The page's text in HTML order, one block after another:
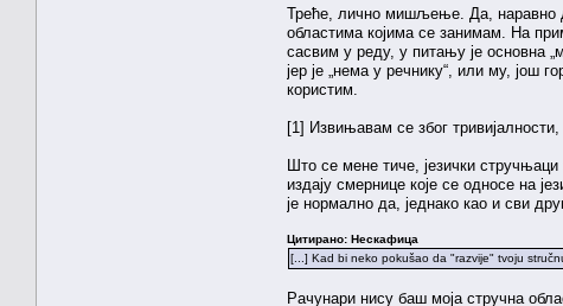
Треће, лично мишљење. Да, наравно
областима којима се занимам. На
сасвим у реду, у питању је основна
јер је „нема у речнику“, или му, још
користим.
[1] Извињавам се због
Што се мене тиче, језички
издају смернице које се односе на
је нормално да, једнако као и сви
Цитирано: Нескафица
[...] Kad bi neko pokušao da "razvije" tvoju
Рачунари нису баш моја стручна